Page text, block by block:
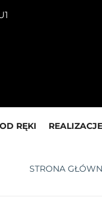
RĘKI REALIZACJE
STRONA